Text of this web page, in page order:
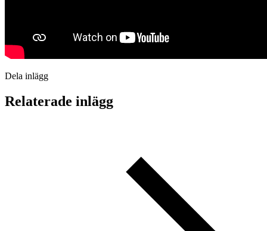
Dela inlägg
Relaterade inlägg